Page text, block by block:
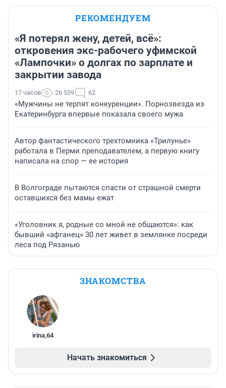
РЕКОМЕНДУЕМ
«Я потерял жену, детей, всё»:
откровения экс-рабочего уфимской
«Лампочки» о долгах по зарплате и
закрытии завода
17 часов 26 559 62
«Мужчины не терпят конкуренции». Порнозвезда из
Екатеринбурга впервые показала своего мужа
Автор фантастического трехтомника «Трилунье»
работала в Перми преподавателем, а первую книгу
написала на спор — ее история
В Волгограде пытаются спасти от страшной смерти
оставшихся без мамы ежат
«Уголовник я, родные со мной не общаются»: как
бывший «афганец» 30 лет живет в землянке посреди
леса под Рязанью
ЗНАКОМСТВА
irina,64
Начать знакомиться